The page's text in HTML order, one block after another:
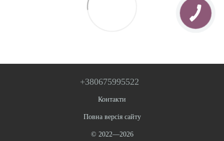
+380675995522
Контакти
Повна версія сайту
© 2022—2026